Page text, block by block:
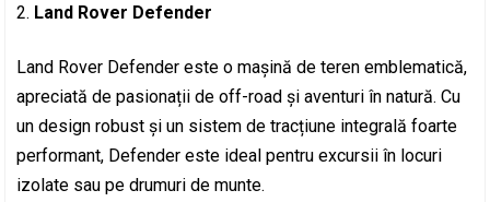
Land Rover Defender
Land Rover Defender este o mașină de teren emblematică,
apreciată de pasionații de off-road și aventuri în natură. Cu
un design robust și un sistem de tracțiune integrală foarte
performant, Defender este ideal pentru excursii în locuri
izolate sau pe drumuri de munte.